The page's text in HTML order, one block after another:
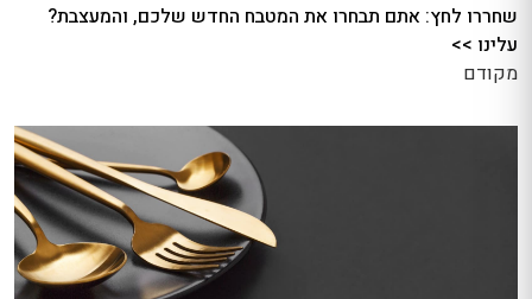
שחררו לחץ: אתם תבחרו את המטבח החדש שלכם, והמעצבת?
עלינו >>
מקודם